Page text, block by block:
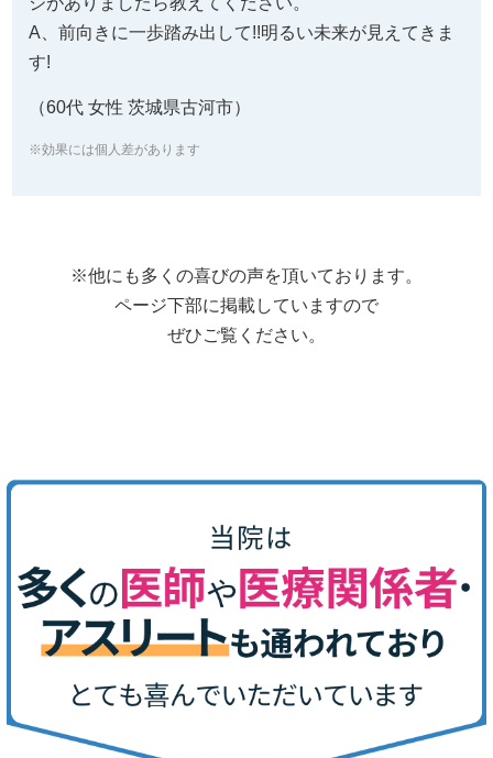
A、前向きに一歩踏み出して!!明るい未来が見えてきま
す!
（60代 女性 茨城県古河市）
※効果には個人差があります
※他にも多くの喜びの声を頂いております。
ページ下部に掲載していますので
ぜひご覧ください。